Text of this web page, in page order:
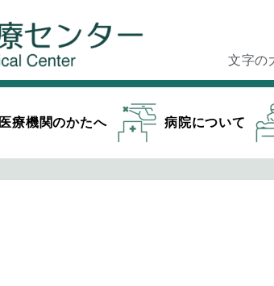
文字の
医療機関のかたへ 病院について